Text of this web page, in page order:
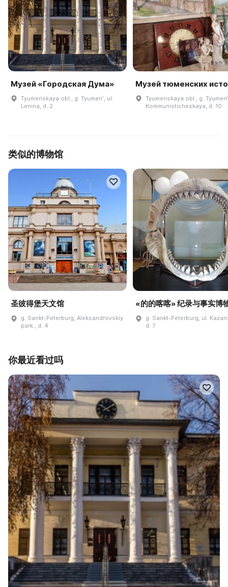
Музей «Городская Дума»
Tyumenskaya obl., g. Tyumenʹ, ul.
Lenina, d. 2
Музей тюменских
Tyumenskaya obl., g.
Kommunisticheskaya, d. 10
类似的博物馆
圣彼得堡天文馆
g. Sankt-Peterburg, Aleksandrovskiy
park., d. 4
«的的喀喀» 纪录与事实博
g. Sankt-Peterburg, ul.
d. 7
你最近看过吗